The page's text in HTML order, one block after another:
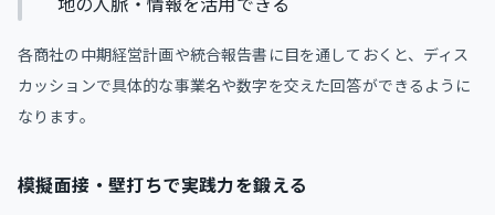
各商社の中期経営計画や統合報告書に目を通しておくと、ディス
カッションで具体的な事業名や数字を交えた回答ができるように
なります。
模擬面接・壁打ちで実践力を鍛える